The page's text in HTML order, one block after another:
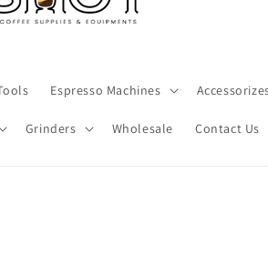
Espresso Machines
Grinders Wholesale Contact Us